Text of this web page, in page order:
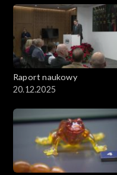
Raport naukowy
20.12.2025